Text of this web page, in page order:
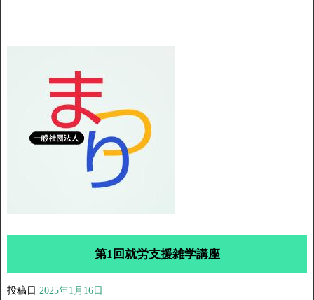
第1回就労支援雑学講座
投稿日 2025年1月16日